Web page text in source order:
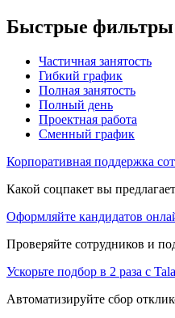
Быстрые фильтры
Частичная занятость
Гибкий график
Полная занятость
Полный день
Проектная работа
Сменный график
Корпоративная поддержка
Какой соцпакет вы
Оформляйте кандидатов
Проверяйте сотрудников и
Ускорьте подбор в 2 раза с
Автоматизируйте сбор